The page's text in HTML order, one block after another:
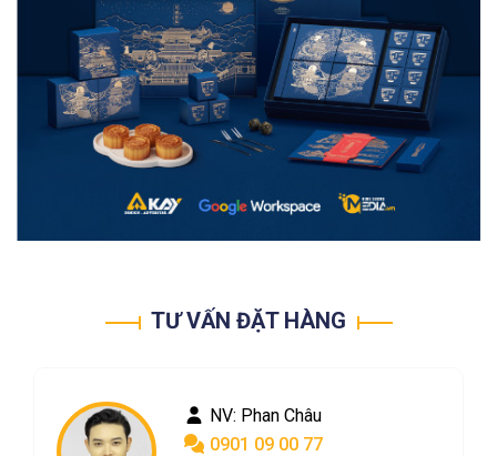
TƯ VẤN ĐẶT HÀNG
NV: Phan Châu
0901 09 00 77